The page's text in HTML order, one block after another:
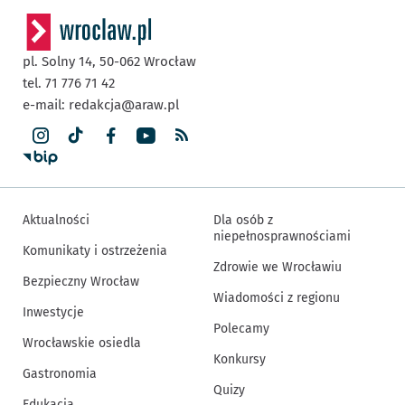
pl. Solny 14, 50-062 Wrocław
tel. 71 776 71 42
e-mail: redakcja@araw.pl
Aktualności
Komunikaty i ostrzeżenia
Bezpieczny Wrocław
Inwestycje
Wrocławskie osiedla
Gastronomia
Dla osób z
niepełnosprawnościami
Zdrowie we Wrocławiu
Wiadomości z regionu
Polecamy
Konkursy
Quizy